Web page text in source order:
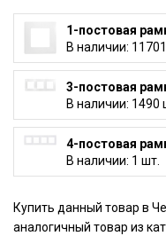
1-постовая
В наличии:
3-постовая
В наличии: 1490
4-постовая
В наличии: 1 шт.
Купить данный товар в
аналогичный товар из